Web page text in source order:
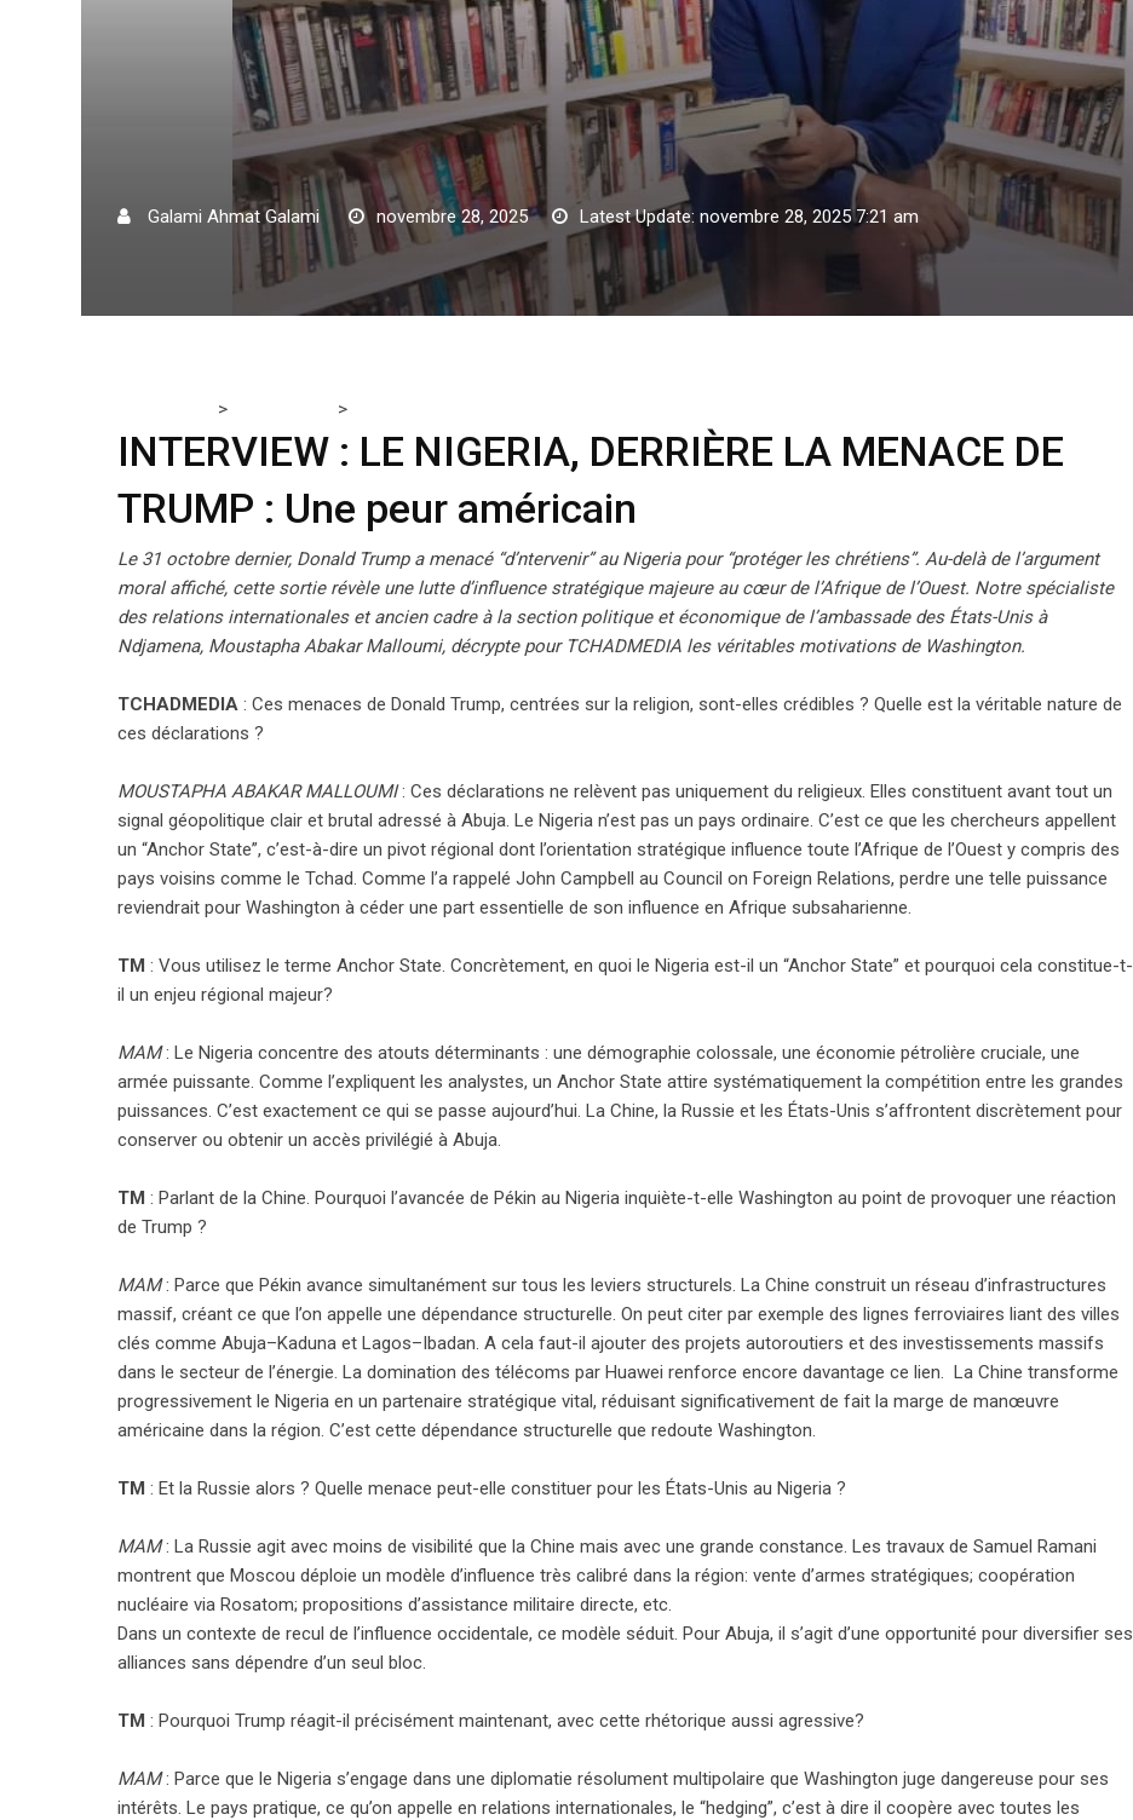
Galami Ahmat Galami novembre 28, 2025 Latest Update: novembre 28, 2025 7:21 am
> >
INTERVIEW : LE NIGERIA, DERRIÈRE LA MENACE DE
TRUMP : Une peur américain
Le 31 octobre dernier, Donald Trump a menacé “d’ntervenir” au Nigeria pour “protéger les chrétiens”. Au-delà de l’argument
moral affiché, cette sortie révèle une lutte d’influence stratégique majeure au cœur de l’Afrique de l’Ouest. Notre spécialiste
des relations internationales et ancien cadre à la section politique et économique de l’ambassade des États-Unis à
Ndjamena, Moustapha Abakar Malloumi, décrypte pour TCHADMEDIA les véritables motivations de Washington.
TCHADMEDIA : Ces menaces de Donald Trump, centrées sur la religion, sont-elles crédibles ? Quelle est la véritable nature de
ces déclarations ?
MOUSTAPHA ABAKAR MALLOUMI: Ces déclarations ne relèvent pas uniquement du religieux. Elles constituent avant tout un
signal géopolitique clair et brutal adressé à Abuja. Le Nigeria n’est pas un pays ordinaire. C’est ce que les chercheurs appellent
un “Anchor State”, c’est-à-dire un pivot régional dont l’orientation stratégique influence toute l’Afrique de l’Ouest y compris des
pays voisins comme le Tchad. Comme l’a rappelé John Campbell au Council on Foreign Relations, perdre une telle puissance
reviendrait pour Washington à céder une part essentielle de son influence en Afrique subsaharienne.
TM : Vous utilisez le terme Anchor State. Concrètement, en quoi le Nigeria est-il un “Anchor State” et pourquoi cela constitue-t-
il un enjeu régional majeur?
MAM: Le Nigeria concentre des atouts déterminants : une démographie colossale, une économie pétrolière cruciale, une
armée puissante. Comme l’expliquent les analystes, un Anchor State attire systématiquement la compétition entre les grandes
puissances. C’est exactement ce qui se passe aujourd’hui. La Chine, la Russie et les États-Unis s’affrontent discrètement pour
conserver ou obtenir un accès privilégié à Abuja.
TM : Parlant de la Chine. Pourquoi l’avancée de Pékin au Nigeria inquiète-t-elle Washington au point de provoquer une réaction
de Trump ?
MAM: Parce que Pékin avance simultanément sur tous les leviers structurels. La Chine construit un réseau d’infrastructures
massif, créant ce que l’on appelle une dépendance structurelle. On peut citer par exemple des lignes ferroviaires liant des villes
clés comme Abuja–Kaduna et Lagos–Ibadan. A cela faut-il ajouter des projets autoroutiers et des investissements massifs
dans le secteur de l’énergie. La domination des télécoms par Huawei renforce encore davantage ce lien. La Chine transforme
progressivement le Nigeria en un partenaire stratégique vital, réduisant significativement de fait la marge de manœuvre
américaine dans la région. C’est cette dépendance structurelle que redoute Washington.
TM : Et la Russie alors ? Quelle menace peut-elle constituer pour les États-Unis au Nigeria ?
MAM: La Russie agit avec moins de visibilité que la Chine mais avec une grande constance. Les travaux de Samuel Ramani
montrent que Moscou déploie un modèle d’influence très calibré dans la région: vente d’armes stratégiques; coopération
nucléaire via Rosatom; propositions d’assistance militaire directe, etc.
Dans un contexte de recul de l’influence occidentale, ce modèle séduit. Pour Abuja, il s’agit d’une opportunité pour diversifier ses
alliances sans dépendre d’un seul bloc.
TM : Pourquoi Trump réagit-il précisément maintenant, avec cette rhétorique aussi agressive?
MAM: Parce que le Nigeria s’engage dans une diplomatie résolument multipolaire que Washington juge dangereuse pour ses
intérêts. Le pays pratique, ce qu’on appelle en relations internationales, le “hedging”, c’est à dire il coopère avec toutes les